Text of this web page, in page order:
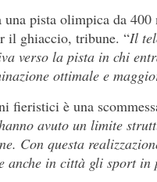
pista olimpica da
il ghiaccio, tribune. “Il
verso la pista in chi
ottimale e
fieristici è una
avuto un limite
Con questa
anche in città gli sport in